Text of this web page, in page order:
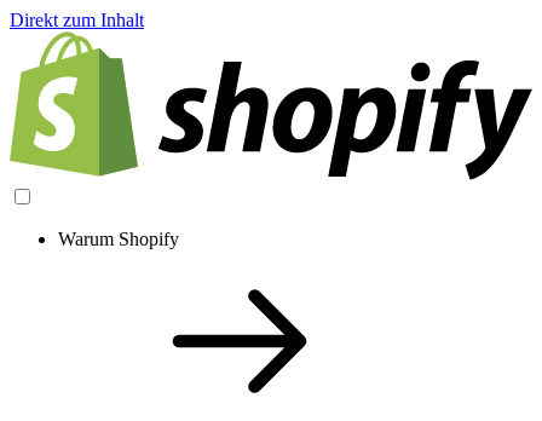
Direkt zum Inhalt
Warum Shopify